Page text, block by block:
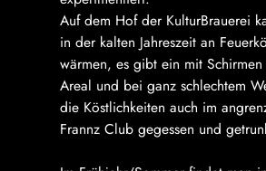
Auf dem Hof der KulturBrauerei
in der kalten Jahreszeit an
wärmen, es gibt ein mit
Areal und bei ganz schlechtem
die Köstlichkeiten auch im
Frannz Club gegessen und